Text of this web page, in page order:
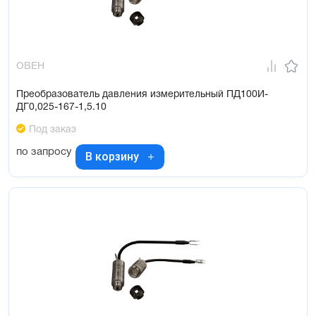
ОВЕН
Преобразователь давления измерительный ПД100И-
ДГ0,025-167-1,5.10
Под заказ
по запросу В корзину